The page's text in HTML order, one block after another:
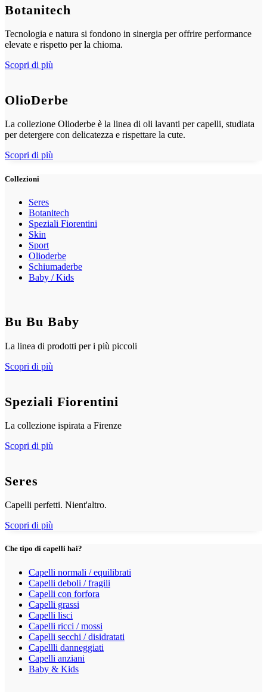
Botanitech
Tecnologia e natura si fondono in sinergia per offrire performance
elevate e rispetto per la chioma.
Scopri di più
OlioDerbe
La collezione Olioderbe è la linea di oli lavanti per capelli, studiata
per detergere con delicatezza e rispettare la cute.
Scopri di più
Collezioni
Seres
Botanitech
Speziali Fiorentini
Skin
Sport
Olioderbe
Schiumaderbe
Baby / Kids
Bu Bu Baby
La linea di prodotti per i più piccoli
Scopri di più
Speziali Fiorentini
La collezione ispirata a Firenze
Scopri di più
Seres
Capelli perfetti. Nient'altro.
Scopri di più
Che tipo di capelli hai?
Capelli normali / equilibrati
Capelli deboli / fragili
Capelli con forfora
Capelli grassi
Capelli lisci
Capelli ricci / mossi
Capelli secchi / disidratati
Capellli danneggiati
Capelli anziani
Baby & Kids